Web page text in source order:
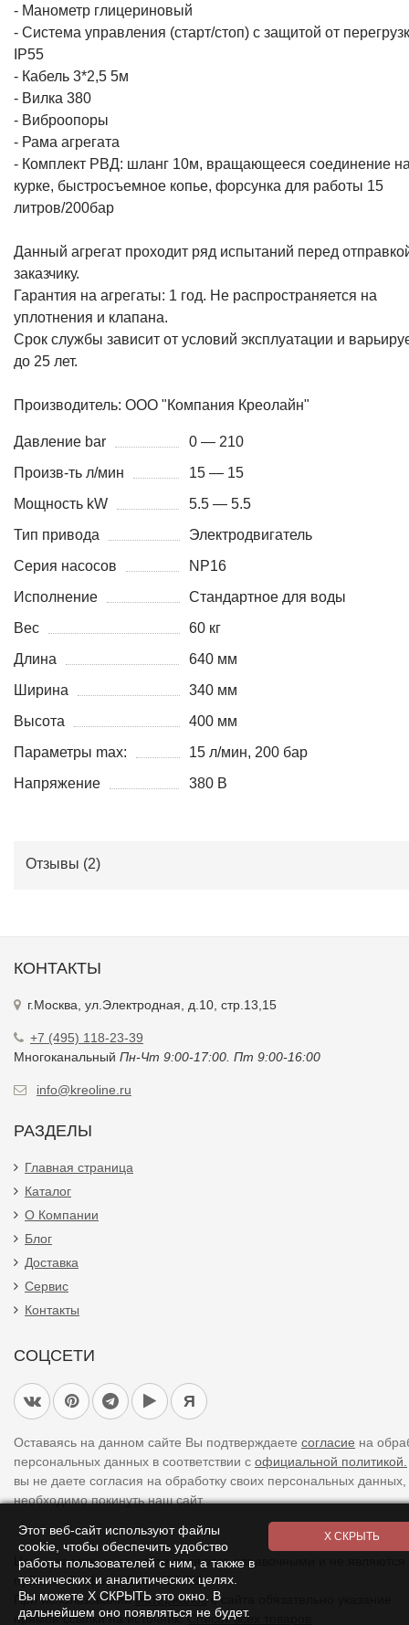
- Манометр глицериновый
- Система управления (старт/стоп) с защитой от
IP55
- Кабель 3*2,5 5м
- Вилка 380
- Виброопоры
- Рама агрегата
- Комплект РВД: шланг 10м, вращающееся соединение
курке, быстросъемное копье, форсунка для работы 15
литров/200бар
Данный агрегат проходит ряд испытаний перед
заказчику.
Гарантия на агрегаты: 1 год. Не распространяется на
уплотнения и клапана.
Срок службы зависит от условий эксплуатации и
до 25 лет.
Производитель: ООО "Компания Креолайн"
Давление bar
0 — 210
Произв-ть л/мин
15 — 15
Мощность kW
5.5 — 5.5
Тип привода
Электродвигатель
Серия насосов
NP16
Исполнение
Стандартное для воды
Вес
60 кг
Длина
640 мм
Ширина
340 мм
Высота
400 мм
Параметры max:
15 л/мин, 200 бар
Напряжение
380 В
Отзывы (2)
КОНТАКТЫ
г.Москва, ул.Электродная, д.10, стр.13,15
+7 (495) 118-23-39
Многоканальный Пн-Чт 9:00-17:00. Пт 9:00-16:00
info@kreoline.ru
РАЗДЕЛЫ
Главная страница
Каталог
О Компании
Блог
Доставка
Сервис
Контакты
СОЦСЕТИ
Я
Оставаясь на данном сайте Вы подтверждаете согласие на
персональных данных в соответствии с официальной политикой.
вы не даете согласия на обработку своих персональных
необходимо покинуть наш сайт.
Цены указанные на сайте являются справочными и не являются
публичной офертой (ст. 437 ГК).
При использованииматериаловс сайта обязательно указание
прямой ссылки на источник.Список всех товаров
Этот веб-сайт используют файлы
cookie, чтобы обеспечить удобство
работы пользователей с ним, а также в
технических и аналитических целях.
Вы можете Х СКРЫТЬ это окно. В
дальнейшем оно появляться не будет.